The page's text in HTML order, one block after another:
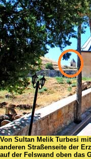
Von Sultan Melik Turbesi
anderen Straßenseite der
auf der Felswand oben das